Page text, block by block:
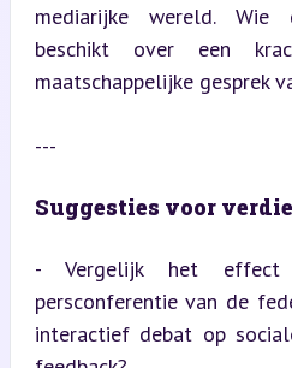
mediarijke wereld. Wie
beschikt over een
maatschappelijke gesprek
---
Suggesties voor
- Vergelijk het effect
persconferentie van de
interactief debat op